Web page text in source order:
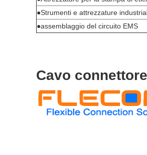
●Strumenti e attrezzature
●assemblaggio del circuito EMS
Cavo